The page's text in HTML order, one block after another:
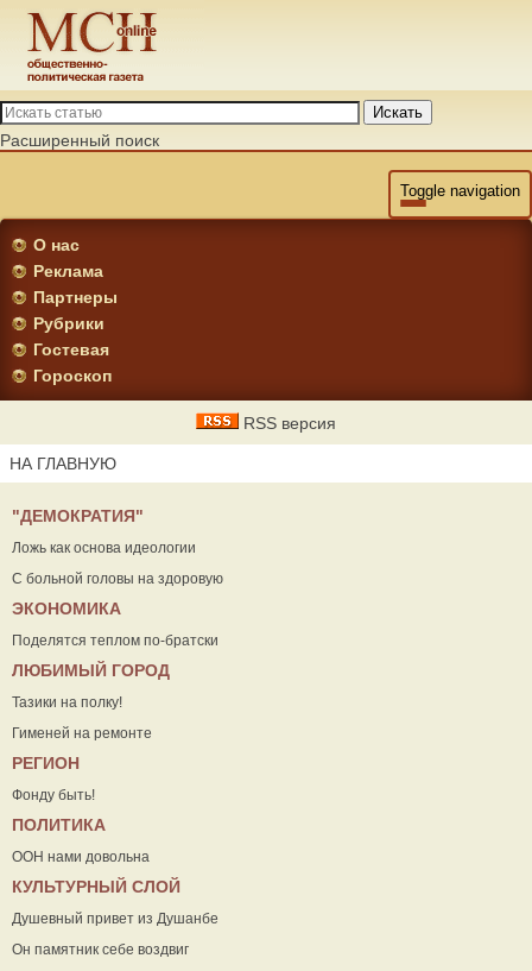
Искать
Расширенный поиск
Toggle navigation
О нас
Реклама
Партнеры
Рубрики
Гостевая
Гороскоп
RSS версия
НА ГЛАВНУЮ
"ДЕМОКРАТИЯ"
Ложь как основа идеологии
С больной головы на здоровую
ЭКОНОМИКА
Поделятся теплом по-братски
ЛЮБИМЫЙ ГОРОД
Тазики на полку!
Гименей на ремонте
РЕГИОН
Фонду быть!
ПОЛИТИКА
ООН нами довольна
КУЛЬТУРНЫЙ СЛОЙ
Душевный привет из Душанбе
Он памятник себе воздвиг